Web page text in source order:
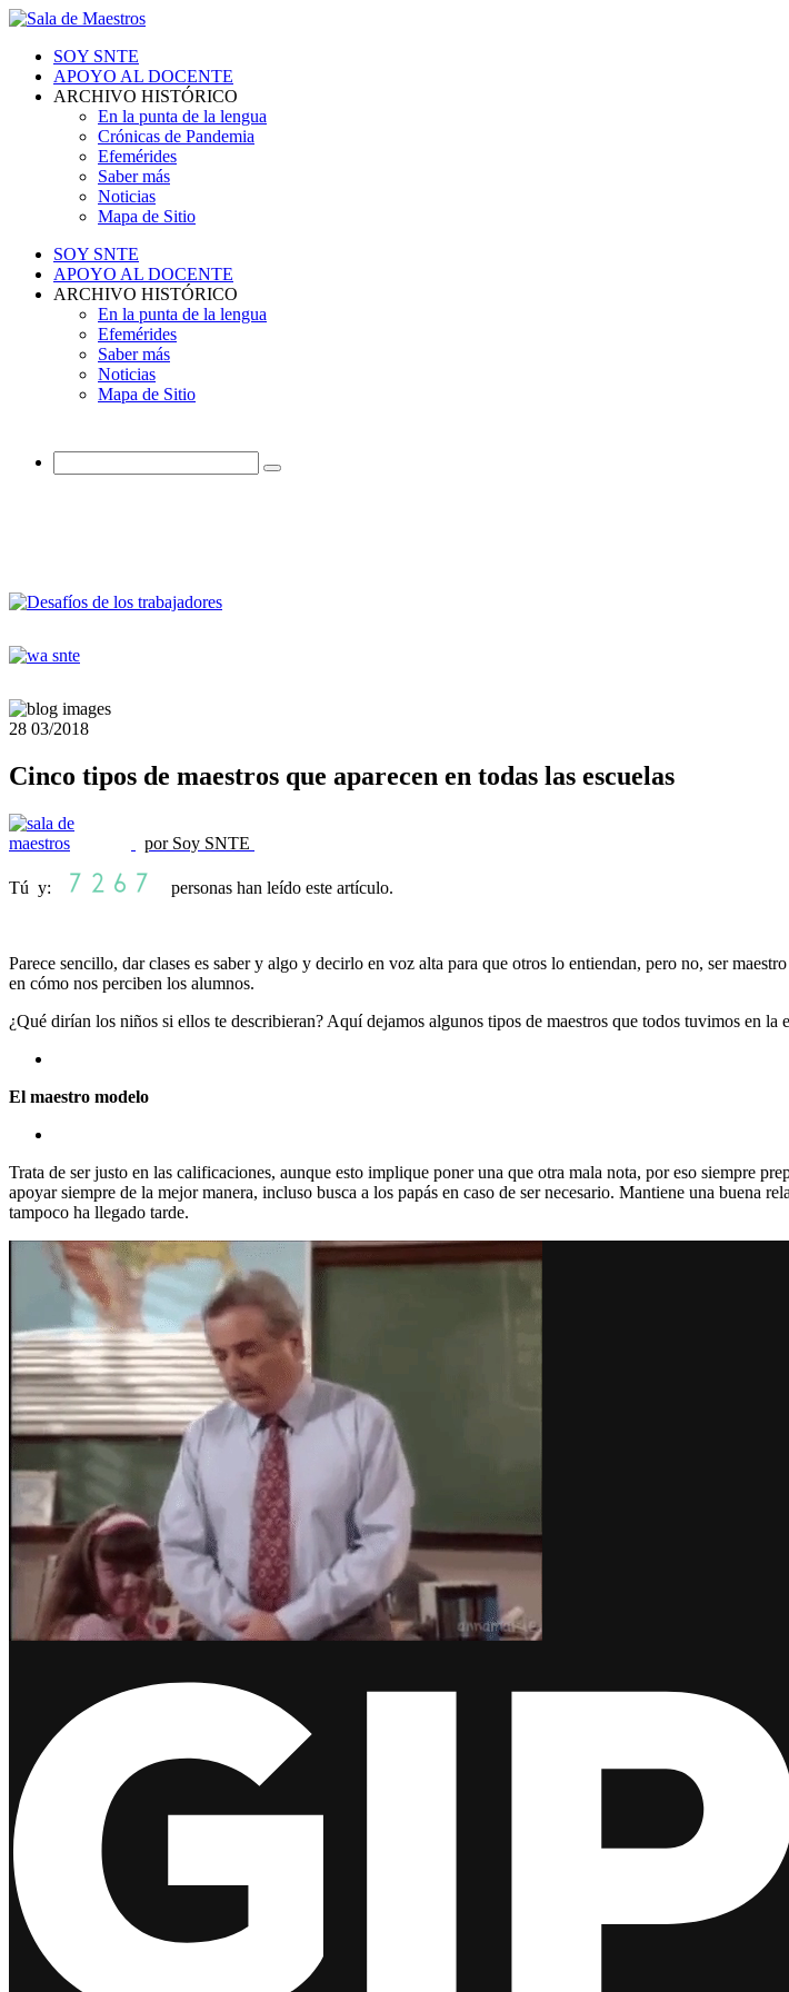
SOY SNTE
APOYO AL DOCENTE
ARCHIVO HISTÓRICO
En la punta de la lengua
Crónicas de Pandemia
Efemérides
Saber más
Noticias
Mapa de Sitio
SOY SNTE
APOYO AL DOCENTE
ARCHIVO HISTÓRICO
En la punta de la lengua
Efemérides
Saber más
Noticias
Mapa de Sitio
28 03/2018
Cinco tipos de maestros que aparecen en todas las escuelas
por Soy SNTE
Tú y: personas han leído este artículo.
Parece sencillo, dar clases es saber y algo y decirlo en voz alta para que otros lo entiendan, pero no, ser
en cómo nos perciben los alumnos.
¿Qué dirían los niños si ellos te describieran? Aquí dejamos algunos tipos de maestros que todos tuvimos en
El maestro modelo
Trata de ser justo en las calificaciones, aunque esto implique poner una que otra mala nota, por eso siempre
apoyar siempre de la mejor manera, incluso busca a los papás en caso de ser necesario. Mantiene una buena
tampoco ha llegado tarde.